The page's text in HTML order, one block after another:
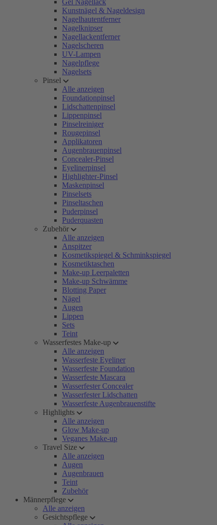
Gel Nagellack
Kunstnägel & Nageldesign
Nagelhautentferner
Nagelknipser
Nagellackentferner
Nagelscheren
UV-Lampen
Nagelpflege
Nagelsets
Pinsel
Alle anzeigen
Foundationpinsel
Lidschattenpinsel
Lippenpinsel
Pinselreiniger
Rougepinsel
Applikatoren
Augenbrauenpinsel
Concealer-Pinsel
Eyelinerpinsel
Highlighter-Pinsel
Maskenpinsel
Pinselsets
Pinseltaschen
Puderpinsel
Puderquasten
Zubehör
Alle anzeigen
Anspitzer
Kosmetikspiegel & Schminkspiegel
Kosmetiktaschen
Make-up Leerpaletten
Make-up Schwämme
Blotting Paper
Nägel
Augen
Lippen
Sets
Teint
Wasserfestes Make-up
Alle anzeigen
Wasserfeste Eyeliner
Wasserfeste Foundation
Wasserfeste Mascara
Wasserfester Concealer
Wasserfester Lidschatten
Wasserfeste Augenbrauenstifte
Highlights
Alle anzeigen
Glow Make-up
Veganes Make-up
Travel Size
Alle anzeigen
Augen
Augenbrauen
Teint
Zubehör
Männerpflege
Alle anzeigen
Gesichtspflege